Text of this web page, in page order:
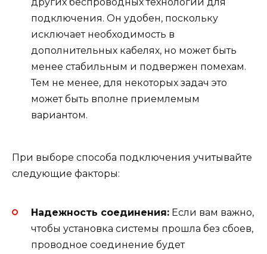
других беспроводных технологий для
подключения. Он удобен, поскольку
исключает необходимость в
дополнительных кабелях, но может быть
менее стабильным и подвержен помехам.
Тем не менее, для некоторых задач это
может быть вполне приемлемым
вариантом.
При выборе способа подключения учитывайте
следующие факторы:
Надежность соединения: Если вам важно,
чтобы установка системы прошла без сбоев,
проводное соединение будет